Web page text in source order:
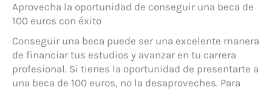
Aprovecha la oportunidad de conseguir una beca de
100 euros con éxito
Conseguir una beca puede ser una excelente manera
de financiar tus estudios y avanzar en tu carrera
profesional. Si tienes la oportunidad de presentarte a
una beca de 100 euros, no la desaproveches. Para